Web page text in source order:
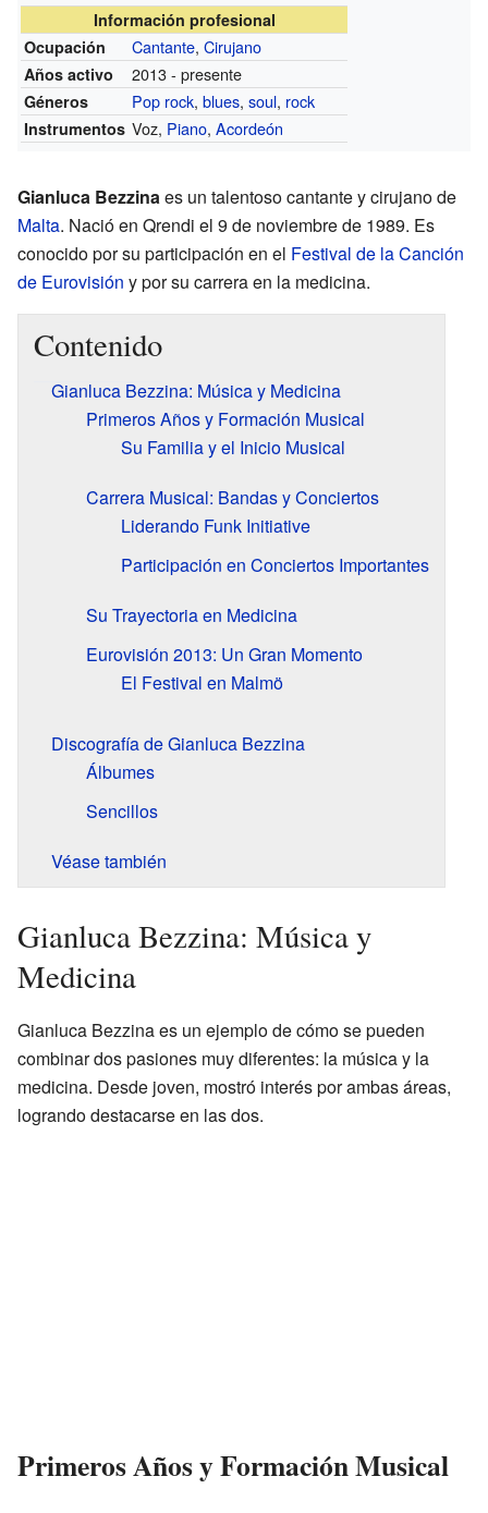
Información profesional
Ocupación
Cantante,Cirujano
Años activo 2013 - presente
Géneros Pop rock,blues,soul, rock
Instrumentos Voz, Piano,Acordeón
Gianluca Bezzinaes un talentoso cantante y cirujano de
Malta. Nació en Qrendi el 9 de noviembre de 1989. Es
conocido por su participación en el Festival de la Canción
de Eurovisión y por su carrera en la medicina.
Contenido
Gianluca Bezzina: Música y Medicina
Primeros Años y Formación Musical
Su Familia y el Inicio Musical
Carrera Musical: Bandas y Conciertos
Liderando Funk Initiative
Participación en Conciertos Importantes
Su Trayectoria en Medicina
Eurovisión 2013: Un Gran Momento
El Festival en Malmö
Discografía de Gianluca Bezzina
Álbumes
Sencillos
Véase también
Gianluca Bezzina: Música y
Medicina
Gianluca Bezzina es un ejemplo de cómo se pueden
combinar dos pasiones muy diferentes: la música y la
medicina. Desde joven, mostró interés por ambas áreas,
logrando destacarse en las dos.
Primeros Años y Formación Musical